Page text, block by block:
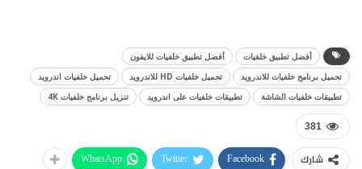
أفضل تطبيق خلفيات
أفضل تطبيق خلفيات للايفون
تحميل برنامج خلفيات للاندرويد
تحميل خلفيات HD للاندرويد
تحميل خلفيات اندرويد
تطبيقات خلفيات الشاشة
تطبيقات خلفيات على اندرويد تنزيل برنامج خلفيات 4K
381
شارك Facebook
Twitter
WhatsApp